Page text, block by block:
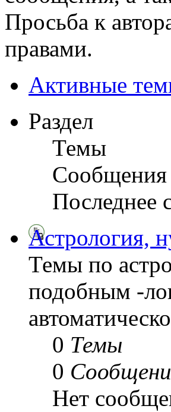
Просьба к
правами.
Активные
Раздел
Темы
Сообщения
Последнее
Астрология,
Темы по
подобным -
0 Темы
0
Нет